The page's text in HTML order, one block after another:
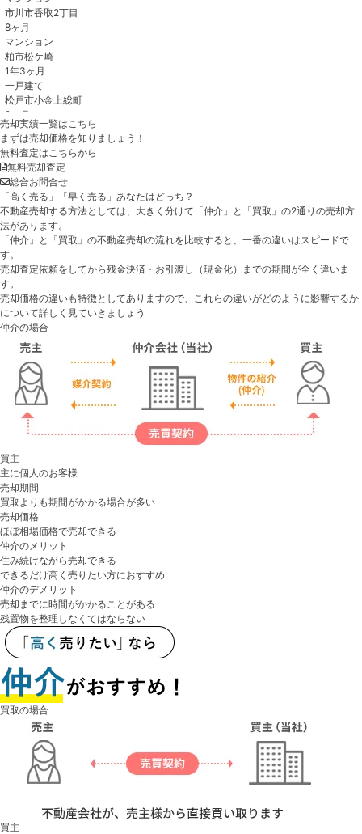
売却実績一覧はこちら
まずは売却価格を知りましょう！
無料査定はこちらから
無料売却査定
総合お問合せ
「高く売る」「早く売る」あなたはどっち？
不動産売却する方法としては、大きく分けて「仲介」と「買取」の2通りの売却方
法があります。
「仲介」と「買取」の不動産売却の流れを比較すると、一番の違いはスピードで
す。
売却査定依頼をしてから残金決済・お引渡し（現金化）までの期間が全く違いま
す。
売却価格の違いも特徴としてありますので、これらの違いがどのように影響するか
について詳しく見ていきましょう
仲介の場合
買主
主に個人のお客様
売却期間
買取よりも期間がかかる場合が多い
売却価格
ほぼ相場価格で売却できる
仲介のメリット
住み続けながら売却できる
できるだけ高く売りたい方におすすめ
仲介のデメリット
売却までに時間がかかることがある
残置物を整理しなくてはならない
買取の場合
買主